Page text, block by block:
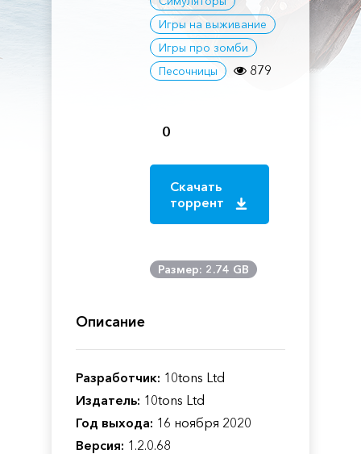
Игры на выживание
Игры про зомби
Песочницы
879
0
Скачать
торрент
Размер: 2.74 GB
Описание
Разработчик: 10tons Ltd
Издатель: 10tons Ltd
Год выхода: 16 ноября 2020
Версия: 1.2.0.68